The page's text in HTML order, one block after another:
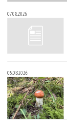
07.08.2026
05.08.2026